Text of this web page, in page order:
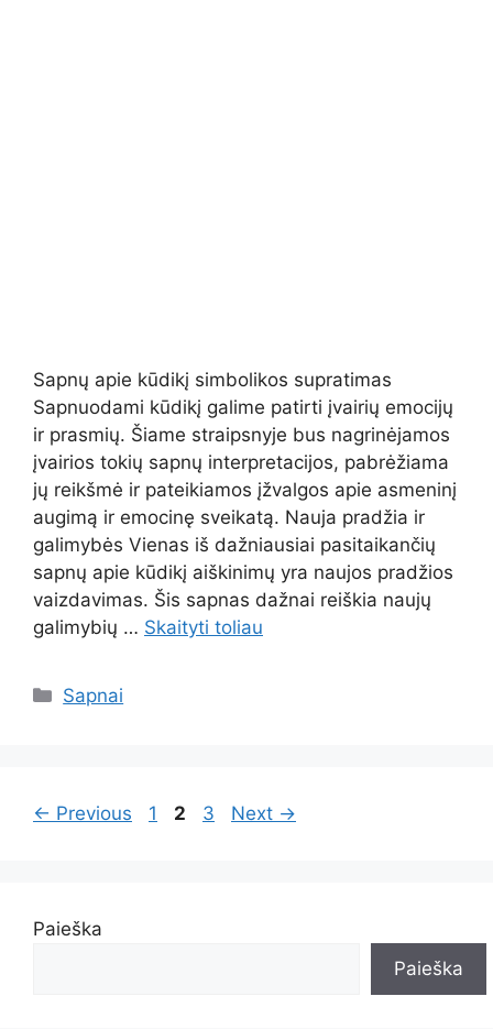
Sapnų apie kūdikį simbolikos supratimas
Sapnuodami kūdikį galime patirti įvairių emocijų
ir prasmių. Šiame straipsnyje bus nagrinėjamos
įvairios tokių sapnų interpretacijos, pabrėžiama
jų reikšmė ir pateikiamos įžvalgos apie asmeninį
augimą ir emocinę sveikatą. Nauja pradžia ir
galimybės Vienas iš dažniausiai pasitaikančių
sapnų apie kūdikį aiškinimų yra naujos pradžios
vaizdavimas. Šis sapnas dažnai reiškia naujų
galimybių … Skaityti toliau
Kategorijos
Sapnai
← Previous Page
1 Page
2 Page
3 Next →
Paieška
Paieška